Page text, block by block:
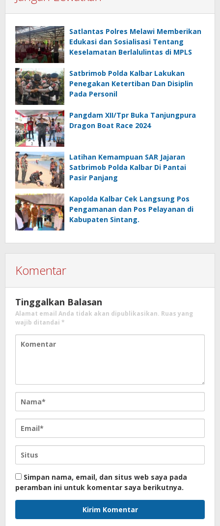
Satlantas Polres Melawi Memberikan
Edukasi dan Sosialisasi Tentang
Keselamatan Berlalulintas di MPLS
Satbrimob Polda Kalbar Lakukan
Penegakan Ketertiban Dan Disiplin
Pada Personil
Pangdam XII/Tpr Buka Tanjungpura
Dragon Boat Race 2024
Latihan Kemampuan SAR Jajaran
Satbrimob Polda Kalbar Di Pantai
Pasir Panjang
Kapolda Kalbar Cek Langsung Pos
Pengamanan dan Pos Pelayanan di
Kabupaten Sintang.
Komentar
Tinggalkan Balasan
Alamat email Anda tidak akan dipublikasikan. Ruas yang
wajib ditandai *
Simpan nama, email, dan situs web saya pada
peramban ini untuk komentar saya berikutnya.